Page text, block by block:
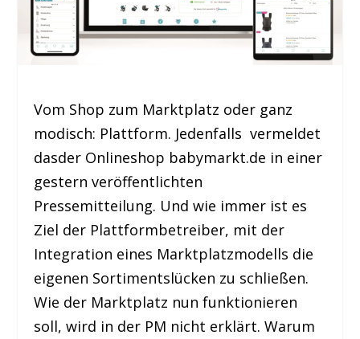
Vom Shop zum Marktplatz oder ganz
modisch: Plattform. Jedenfalls vermeldet
dasder Onlineshop babymarkt.de in einer
gestern veröffentlichten
Pressemitteilung. Und wie immer ist es
Ziel der Plattformbetreiber, mit der
Integration eines Marktplatzmodells die
eigenen Sortimentslücken zu schließen.
Wie der Marktplatz nun funktionieren
soll, wird in der PM nicht erklärt. Warum